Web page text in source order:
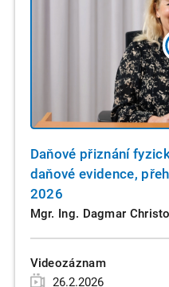
Daňové přiznání
daňové evidence,
2026
Mgr. Ing. Dagmar
Videozáznam
26.2.2026